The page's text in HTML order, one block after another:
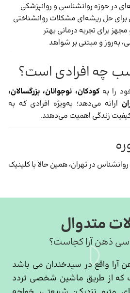
در حوزه روانشناسی و روانپزشکی
برای حل ریشه‌ای مشکلات روانشناختی
برای تجربه درمانی بهتر
به‌روز و مبتنی بر شواهد
چه افرادی است؟
را بهکودکان، نوجوانان، بزرگسالان،
ارائه می‌دهد؛ به‌ویژه افرادی که به
زندگی اهمیت می‌دهند.
روانشناس در تهران، همین حالا با کلینیک
متدوال
ذهن آرا کجاست؟
آرا واقع در سیدخندان می باشد
که از طریق ماشین شخصی تردد